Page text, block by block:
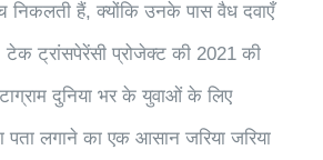
निकलती हैं, क्योंकि उनके पास वैध दवाएँ
ट्रांसपेरेंसी प्रोजेक्ट की 2021 की
दुनिया भर के युवाओं के लिए
पता लगाने का एक आसान जरिया जरिया